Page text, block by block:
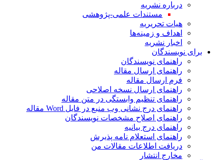
درباره نشریه
مستندات علمی-پژوهشی
هیات تحریریه
اهداف و زمینه‌ها
اخبار نشریه
برای نویسندگان
راهنمای نویسندگان
راهنمای ارسال مقاله
فرم ارسال مقاله
راهنمای ارسال نسخه اصلاحی
راهنمای تنظیم وابستگی در متن مقاله
راهنمای درج نشانی وب منبع در فایل Word مقاله
راهنمای اصلاح مشخصات نویسندگان
راهنمای درج بیانیه
راهنمای استعلام نامه پذیرش
دریافت اطلاعات مقالات من
مخارج انتشار